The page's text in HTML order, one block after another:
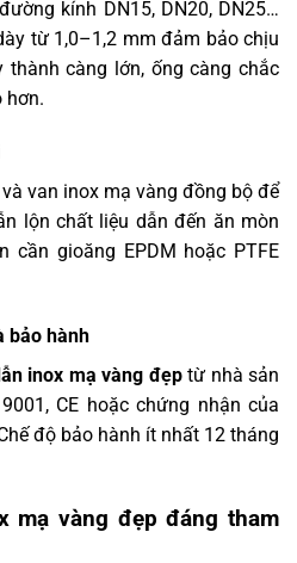
kính DN15, DN20, DN25…
từ 1,0–1,2 mm đảm bảo chịu
càng lớn, ống càng chắc
hơn.
van inox mạ vàng đồng bộ để
lộn chất liệu dẫn đến ăn mòn
cần gioăng EPDM hoặc PTFE
bảo hành
inox mạ vàng đẹptừ nhà sản
CE hoặc chứng nhận của
độ bảo hành ít nhất 12 tháng
mạ vàng đẹp đáng tham